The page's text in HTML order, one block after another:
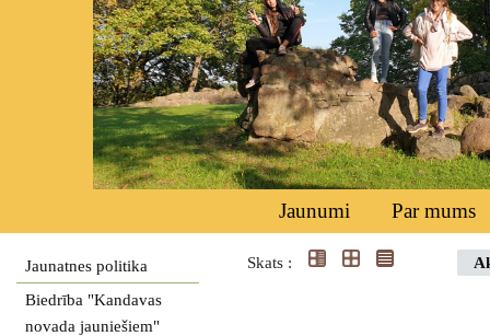
Jaunumi Par mums
Jaunatnes politika
Biedrība "Kandavas
novada jauniešiem"
Skats :